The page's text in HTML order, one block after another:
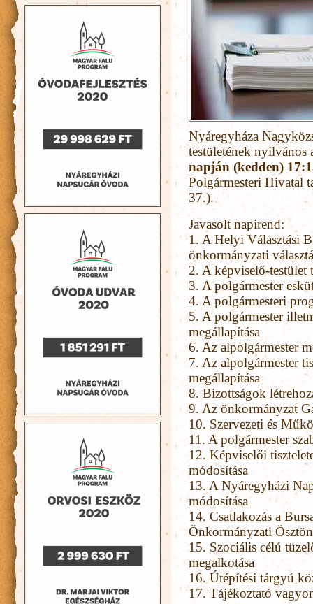
Nyáregyháza
testületének nyilvános
napján (kedden)
Polgármesteri Hivatal
37.).
Javasolt napirend:
1. A Helyi Választási
önkormányzati
2. A képviselő-testület
3. A polgármester
4. A polgármesteri
5. A polgármester
megállapítása
6. Az alpolgármester
7. Az alpolgármester
megállapítása
8. Bizottságok
9. Az önkormányzat
10. Szervezeti és
11. A polgármester
12. Képviselői
módosítása
13. A Nyáregyházi
módosítása
14. Csatlakozás a
Önkormányzati
15. Szociális célú
megalkotása
16. Útépítési tárgyú
17. Tájékoztató